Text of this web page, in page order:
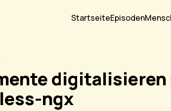
StartseiteEpisoden
ngx